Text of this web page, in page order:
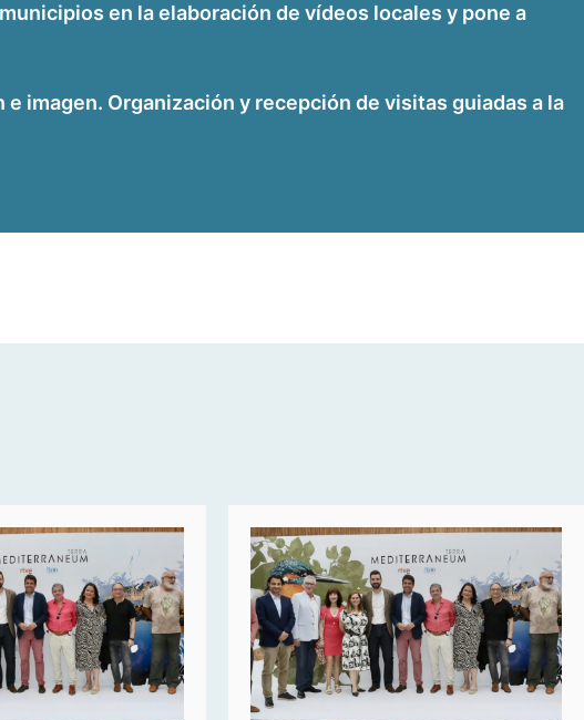
en la elaboración de vídeos locales y pone a
imagen. Organización y recepción de visitas guiadas a la